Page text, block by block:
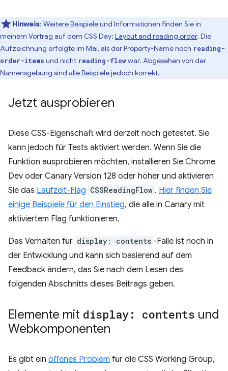
Hinweis: Weitere Beispiele und Informationen finden Sie in
meinem Vortrag auf dem CSS Day: Layout and reading order. Die
Aufzeichnung erfolgte im Mai, als der Property-Name noch reading-
order-items und nicht reading-flowwar. Abgesehen von der
Namensgebung sind alle Beispiele jedoch korrekt.
Jetzt ausprobieren
Diese CSS-Eigenschaft wird derzeit noch getestet. Sie
kann jedoch für Tests aktiviert werden. Wenn Sie die
Funktion ausprobieren möchten, installieren Sie Chrome
Dev oder Canary Version 128 oder höher und aktivieren
Sie das Laufzeit-Flag CSSReadingFlow . Hier finden Sie
einige Beispiele für den Einstieg, die alle in Canary mit
aktiviertem Flag funktionieren.
Das Verhalten für display: contents -Fälle ist noch in
der Entwicklung und kann sich basierend auf dem
Feedback ändern, das Sie nach dem Lesen des
folgenden Abschnitts dieses Beitrags geben.
Elemente mit display: contents und
Webkomponenten
Es gibt ein offenes Problem für die CSS Working Group,